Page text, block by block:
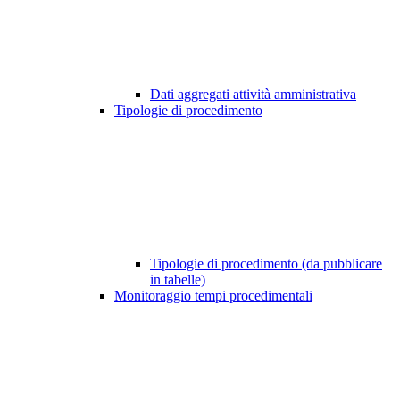
Dati aggregati attività amministrativa
Tipologie di procedimento
Tipologie di procedimento (da pubblicare
in tabelle)
Monitoraggio tempi procedimentali